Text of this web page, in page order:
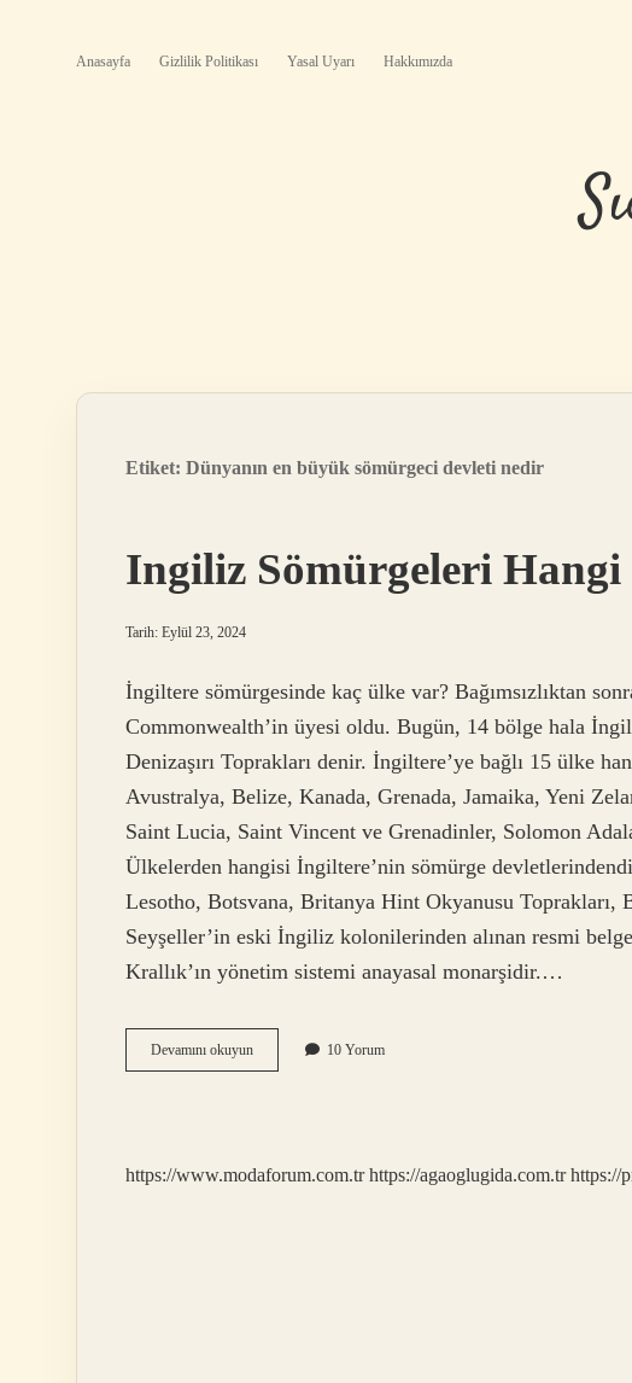
Anasayfa Gizlilik Politikası Yasal Uyarı Hakkımızda
Etiket: Dünyanın en büyük sömürgeci devleti nedir
Ingiliz Sömürgeleri
Tarih: Eylül 23, 2024
İngiltere sömürgesinde kaç ülke var? Bağımsızlıktan
Commonwealth’in üyesi oldu. Bugün, 14 bölge hala
Denizaşırı Toprakları denir. İngiltere’ye bağlı 15 ülke
Avustralya, Belize, Kanada, Grenada, Jamaika, Yeni
Saint Lucia, Saint Vincent ve Grenadinler, Solomon
Ülkelerden hangisi İngiltere’nin sömürge
Lesotho, Botsvana, Britanya Hint Okyanusu Toprakları,
Seyşeller’in eski İngiliz kolonilerinden alınan resmi
Krallık’ın yönetim sistemi anayasal monarşidir.…
Devamını okuyunIngiliz
Sömürgeleri
10 Yorum
https://www.modaforum.com.tr https://agaoglugida.com.tr https://